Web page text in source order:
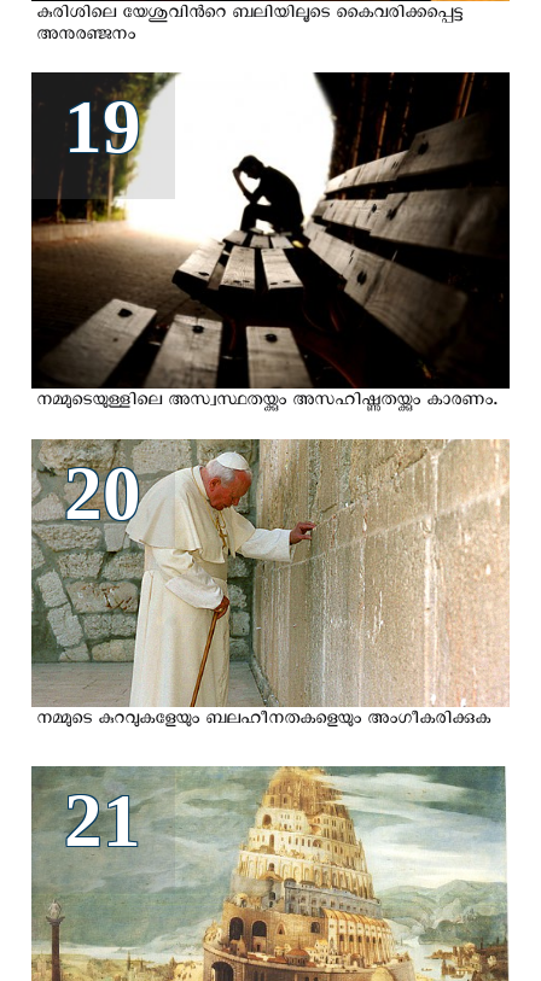
കുരിശിലെ യേശുവിന്‍റെ ബലിയിലൂടെ കൈവരിക്കപ്പെട്ട
അനുരഞ്ജനം
19
നമ്മുടെയുള്ളിലെ അസ്വസ്ഥതയ്ക്കും അസഹിഷ്ണുതയ്ക്കും കാരണം.
20
നമ്മുടെ കുറവുകളേയും ബലഹീനതകളെയും അംഗീകരിക്കുക
21